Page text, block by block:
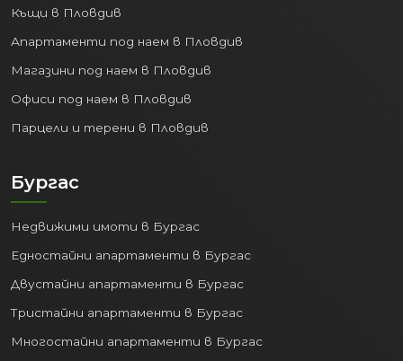
Къщи в Пловдив
Апартаменти под наем в Пловдив
Магазини под наем в Пловдив
Офиси под наем в Пловдив
Парцели и терени в Пловдив
Бургас
Недвижими имоти в Бургас
Едностайни апартаменти в Бургас
Двустайни апартаменти в Бургас
Тристайни апартаменти в Бургас
Многостайни апартаменти в Бургас